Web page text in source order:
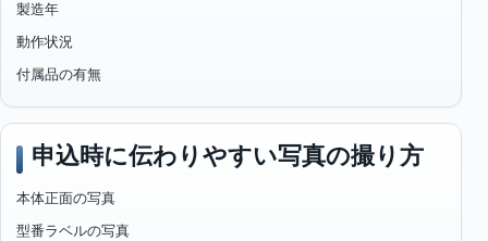
製造年
動作状況
付属品の有無
申込時に伝わりやすい写真の撮り方
本体正面の写真
型番ラベルの写真